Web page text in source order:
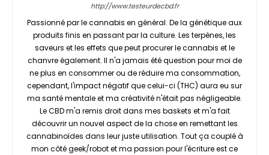
http://www.testeurdecbd.fr
Passionné par le cannabis en général. De la génétique aux
produits finis en passant par la culture. Les terpènes, les
saveurs et les effets que peut procurer le cannabis et le
chanvre également. Il n'a jamais été question pour moi de
ne plus en consommer ou de réduire ma consommation,
cependant, l'impact négatif que celui-ci (THC) aura eu sur
ma santé mentale et ma créativité n'était pas négligeable.
Le CBD m'a remis droit dans mes baskets et m'a fait
découvrir un nouvel aspect de la chose en remettant les
cannabinoïdes dans leur juste utilisation. Tout ça couplé à
mon côté geek/robot et ma passion pour l'écriture est ce